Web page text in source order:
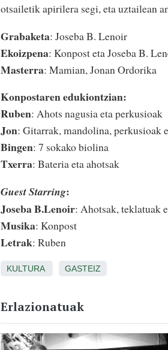
otsailetik apirilera segi, eta uztailean
Grabaketa: Joseba B. Lenoir
Ekoizpena: Konpost eta Joseba B.
Masterra: Mamian, Jonan Ordorika
Konpostaren edukiontzian:
Ruben: Ahots nagusia eta perkusioak
Jon: Gitarrak, mandolina, perkusioak
Bingen: 7 sokako biolina
Txerra: Bateria eta ahotsak
Guest Starring:
Joseba B.Lenoir: Ahotsak, teklatuak
Musika: Konpost
Letrak: Ruben
KULTURA GASTEIZ
Erlazionatuak